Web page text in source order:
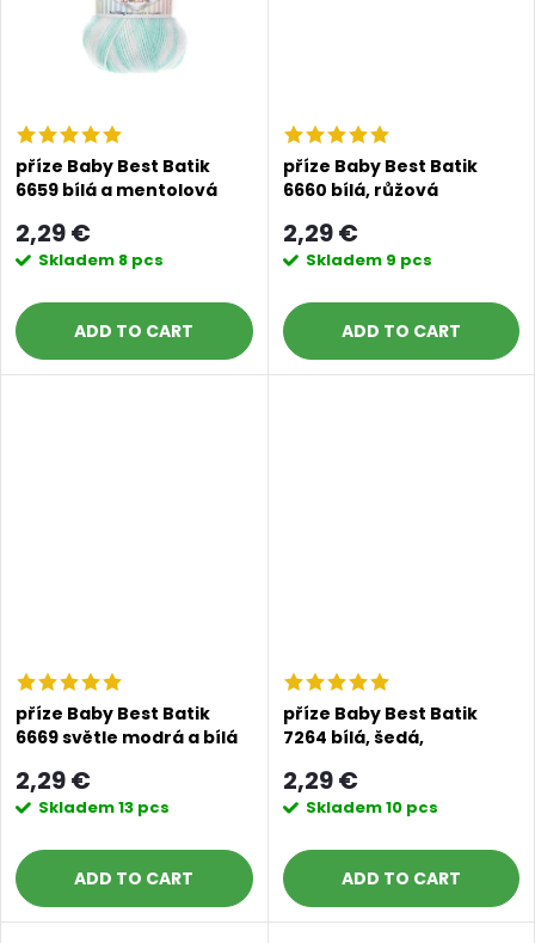
příze Baby Best Batik
6659 bílá a mentolová
2,29 €
Skladem 8 pcs
ADD TO CART
příze Baby Best Batik
6660 bílá, růžová
2,29 €
Skladem 9 pcs
ADD TO CART
příze Baby Best Batik
6669 světle modrá a bílá
2,29 €
Skladem13 pcs
ADD TO CART
příze Baby Best Batik
7264 bílá, šedá,
2,29 €
Skladem10 pcs
ADD TO CART